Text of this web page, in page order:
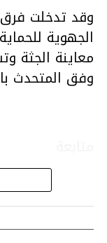
وقد تدخلت فرق
الجهوية
معاينة الجثة
وفق المتحدث
قسم الاخبار